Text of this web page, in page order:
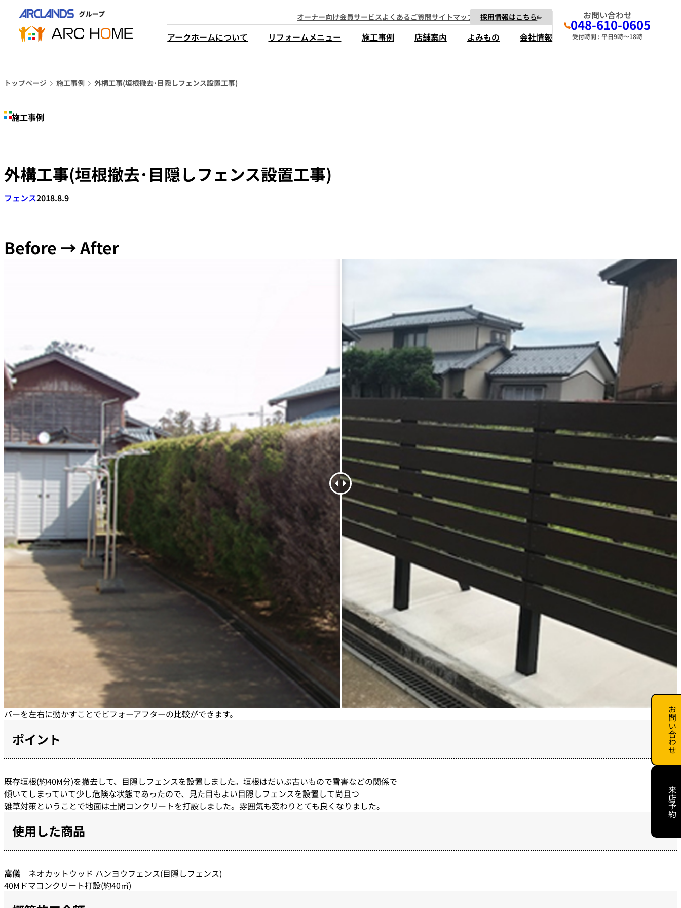
プ
オーナー向け会員サービスよくあるご質問サイトマップ 採用情報はこちら
アークホームについて リフォームメニュー 施工事例 店舗案内 よみもの 会社情報
お問い合わせ
048-610-0605
受付時間 : 平日9時～18時
営業時間は
平日9時から18時までと
なっております
トップページ 施工事例 外構工事(垣根撤去･目隠しフェンス設置工事)
施工事例
外構工事(垣根撤去･目隠しフェンス設置工事)
フェンス2018.8.9
Before → After
バーを左右に動かすことでビフォーアフターの比較ができます。
ポイント
既存垣根(約40M分)を撤去して、目隠しフェンスを設置しました。垣根はだいぶ古いもので雪害などの関係で
傾いてしまっていて少し危険な状態であったので、見た目もよい目隠しフェンスを設置して尚且つ
雑草対策ということで地面は土間コンクリートを打設しました。雰囲気も変わりとても良くなりました。
使用した商品
高儀 ネオカットウッド ハンヨウフェンス(目隠しフェンス)
40Mドマコンクリート打設(約40㎡)
お問い合わせ
来店予約